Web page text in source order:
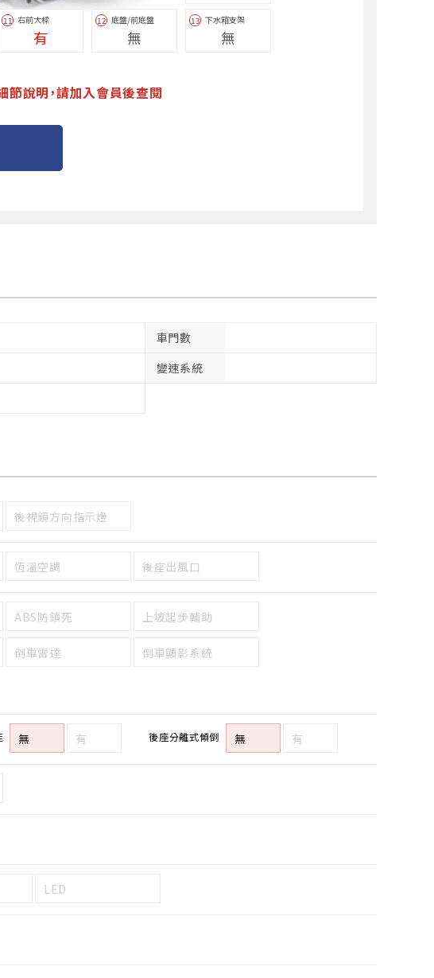
11 右前大樑
有
12 底盤/前底盤
無
13 下水箱支架
無
節說明，請加入會員後查閱
車門數
變速系統
後視鏡方向指示燈
恆溫空調 後座出風口
ABS防鎖死 上坡起步輔助
倒車雷達 倒車顯影系統
無 有 後座分離式傾倒 無 有
LED